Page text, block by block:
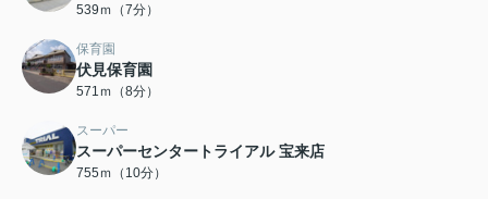
539ｍ（7分）
保育園
伏見保育園
571ｍ（8分）
スーパー
スーパーセンタートライアル 宝来店
755ｍ（10分）